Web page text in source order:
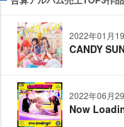
2022年01月
CANDY
2022年06月
Now